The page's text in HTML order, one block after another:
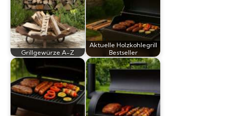
Grillgewürze A-Z
Aktuelle Holzkohlegrill
Bestseller